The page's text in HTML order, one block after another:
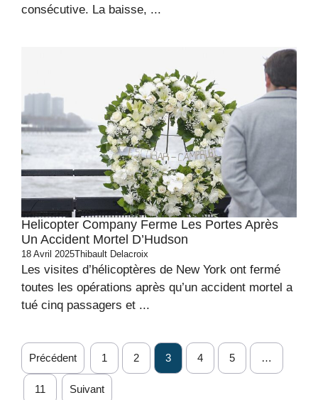
consécutive. La baisse, ...
Helicopter Company Ferme Les Portes Après
Un Accident Mortel D’Hudson
18 Avril 2025Thibault Delacroix
Les visites d’hélicoptères de New York ont ​​fermé
toutes les opérations après qu’un accident mortel a
tué cinq passagers et ...
Précédent 1 2 3 4 5 …
11 Suivant